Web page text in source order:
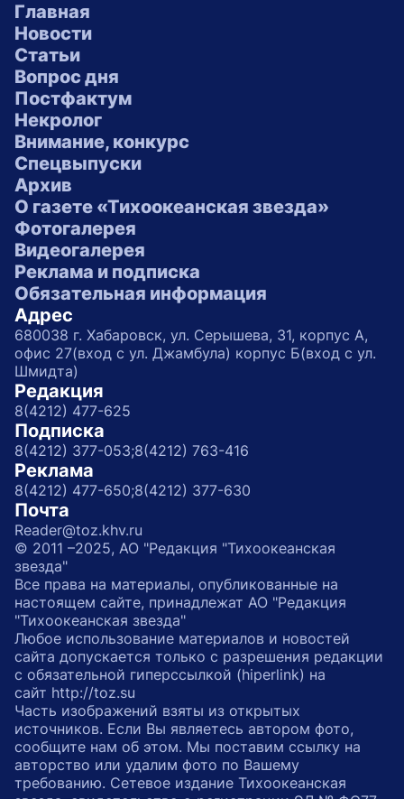
Главная
Новости
Статьи
Вопрос дня
Постфактум
Некролог
Внимание, конкурс
Спецвыпуски
Архив
О газете «Тихоокеанская звезда»
Фотогалерея
Видеогалерея
Реклама и подписка
Обязательная информация
Адрес
680038 г. Хабаровск, ул. Серышева, 31, корпус А,
офис 27(вход с ул. Джамбула) корпус Б(вход с ул.
Шмидта)
Редакция
8(4212) 477-625
Подписка
8(4212) 377-053;8(4212) 763-416
Реклама
8(4212) 477-650;8(4212) 377-630
Почта
Reader@toz.khv.ru
© 2011 –2025, АО "Редакция "Тихоокеанская
звезда"
Все права на материалы, опубликованные на
настоящем сайте, принадлежат АО "Редакция
"Тихоокеанская звезда"
Любое использование материалов и новостей
сайта допускается только с разрешения редакции
с обязательной гиперссылкой (hiperlink) на
сайт http://toz.su
Часть изображений взяты из открытых
источников. Если Вы являетесь автором фото,
сообщите нам об этом. Мы поставим ссылку на
авторство или удалим фото по Вашему
требованию. Сетевое издание Тихоокеанская